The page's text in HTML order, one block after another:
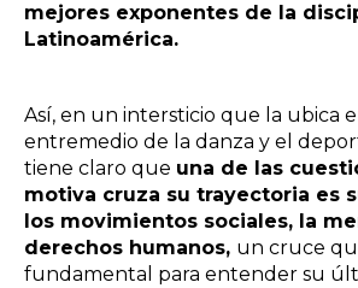
mejores exponentes de la
Latinoamérica.
Así, en un intersticio que la ubica
entremedio de la danza y el
tiene claro que una de las
motiva cruza su trayectoria es
los movimientos sociales, la
derechos humanos, un cruce
fundamental para entender su